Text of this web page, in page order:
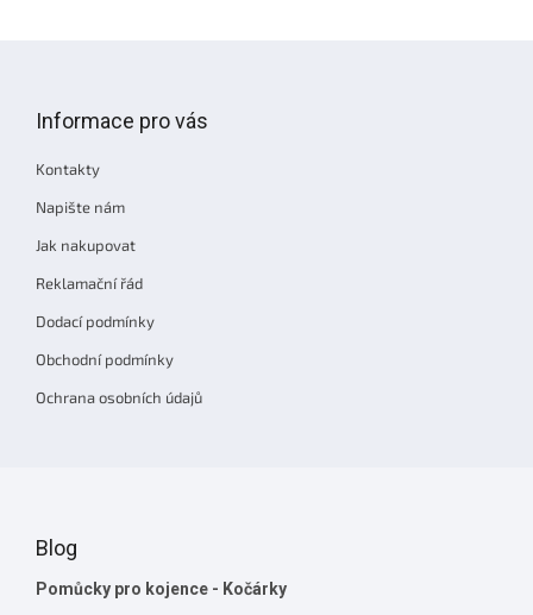
Informace pro vás
Kontakty
Napište nám
Jak nakupovat
Reklamační řád
Dodací podmínky
Obchodní podmínky
Ochrana osobních údajů
Blog
Pomůcky pro kojence - Kočárky